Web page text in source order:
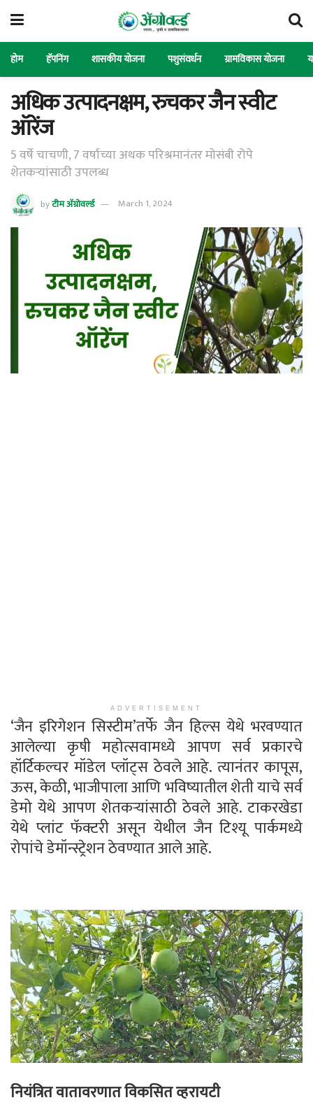
होम हॅपनिंग शासकीय योजना पशुसंवर्धन ग्रामविकास योजना
अधिक उत्पादनक्षम, रुचकर जैन स्वीट
ऑरेंज
5 वर्षे चाचणी, 7 वर्षाच्या अथक परिश्रमानंतर मोसंबी रोपे
शेतकऱ्यांसाठी उपलब्ध
byटीम ॲग्रोवर्ल्ड March 1, 2024
ADVERTISEMENT
‘जैन इरिगेशन सिस्टीम’तर्फे जैन हिल्स येथे भरवण्यात
आलेल्या कृषी महोत्सवामध्ये आपण सर्व प्रकारचे
हॉर्टिकल्चर मॉडेल प्लॉट्स ठेवले आहे. त्यानंतर कापूस,
ऊस, केळी, भाजीपाला आणि भविष्यातील शेती याचे सर्व
डेमो येथे आपण शेतकऱ्यांसाठी ठेवले आहे. टाकरखेडा
येथे प्लांट फॅक्टरी असून येथील जैन टिश्यू पार्कमध्ये
रोपांचे डेमॉन्स्ट्रेशन ठेवण्यात आले आहे.
नियंत्रित वातावरणात विकसित व्हरायटी